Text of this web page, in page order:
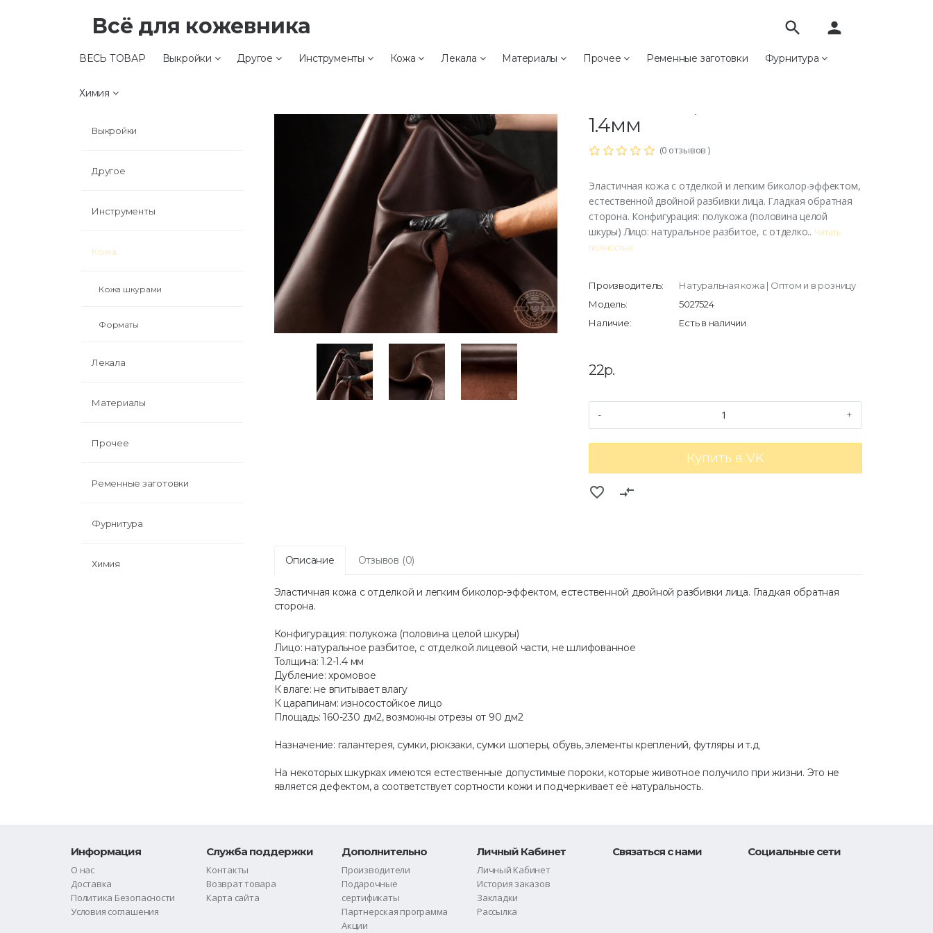
Всё для кожевника
ВЕСЬ ТОВАР Выкройки Другое Инструменты Кожа Лекала Материалы Прочее Ременные заготовки Фурнитура
Химия
search person
ВЕСЬ ТОВАР
Выкройки
Другое
Инструменты
Кожа
Кожа шкурами
Форматы
Лекала
Материалы
Прочее
Ременные заготовки
Фурнитура
Химия
1.4мм
(0 отзывов )
Эластичная кожа с отделкой и легким биколор-эффектом,
естественной двойной разбивки лица. Гладкая обратная
сторона. Конфигурация: полукожа (половина целой
шкуры) Лицо: натуральное разбитое, с отделко.. Читать
полностью
Производитель:
Натуральная кожа | Оптом и в розницу
Модель:
5027524
Наличие:
Есть в наличии
22р.
- +
Купить в VK
favorite_border compare_arrows
Описание Отзывов (0)
Эластичная кожа с отделкой и легким биколор-эффектом, естественной двойной разбивки лица. Гладкая обратная
сторона.
Конфигурация: полукожа (половина целой шкуры)
Лицо: натуральное разбитое, с отделкой лицевой части, не шлифованное
Толщина: 1.2-1.4 мм
Дубление: хромовое
К влаге: не впитывает влагу
К царапинам: износостойкое лицо
Площадь: 160-230 дм2, возможны отрезы от 90 дм2
Назначение: галантерея, сумки, рюкзаки, сумки шоперы, обувь, элементы креплений, футляры и т.д
На некоторых шкурках имеются естественные допустимые пороки, которые животное получило при жизни. Это не
является дефектом, а соответствует сортности кожи и подчеркивает её натуральность.
Информация
О нас
Доставка
Политика Безопасности
Условия соглашения
Служба поддержки
Контакты
Возврат товара
Карта сайта
Дополнительно
Производители
Подарочные
сертификаты
Партнерская программа
Акции
Личный Кабинет
Личный Кабинет
История заказов
Закладки
Рассылка
Связаться с нами Социальные сети